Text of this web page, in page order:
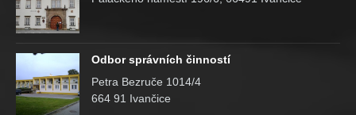
Odbor správních činností
Petra Bezruče 1014/4
664 91 Ivančice